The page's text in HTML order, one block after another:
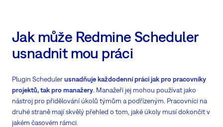
Jak může Redmine Scheduler
usnadnit mou práci
Plugin Schedulerusnadňuje každodenní práci jak pro pracovníky
projektů, tak pro manažery . Manažeři jej mohou používat jako
nástroj pro přidělování úkolů týmům a podřízeným. Pracovníci na
druhé straně mají skvělý přehled o tom, jaké úkoly musí dokončit v
jakém časovém rámci.